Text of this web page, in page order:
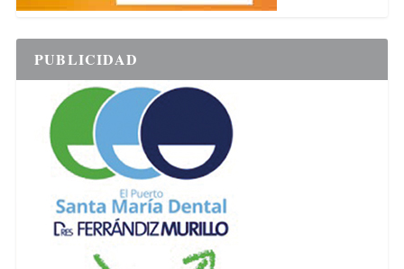
PUBLICIDAD